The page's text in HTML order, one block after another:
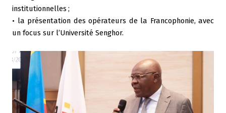
institutionnelles ;
• la présentation des opérateurs de la Francophonie, avec
un focus sur l’Université Senghor.